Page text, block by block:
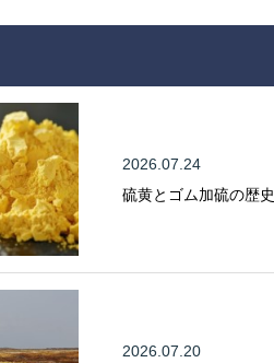
2026.07.24
硫黄とゴム加硫の歴史
2026.07.20